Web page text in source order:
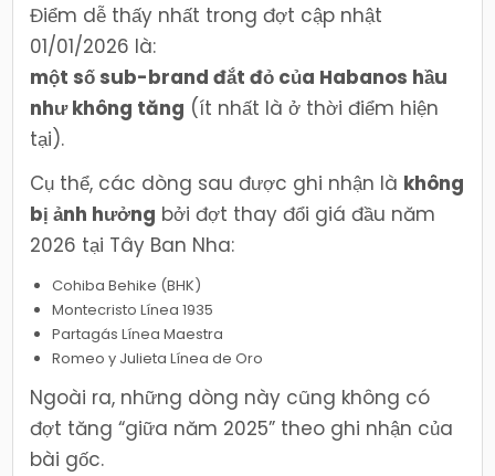
Điểm dễ thấy nhất trong đợt cập nhật
01/01/2026 là:
một số sub-brand đắt đỏ của Habanos hầu
như không tăng (ít nhất là ở thời điểm hiện
tại).
Cụ thể, các dòng sau được ghi nhận là không
bị ảnh hưởng bởi đợt thay đổi giá đầu năm
2026 tại Tây Ban Nha:
Cohiba Behike (BHK)
Montecristo Línea 1935
Partagás Línea Maestra
Romeo y Julieta Línea de Oro
Ngoài ra, những dòng này cũng không có
đợt tăng “giữa năm 2025” theo ghi nhận của
bài gốc.